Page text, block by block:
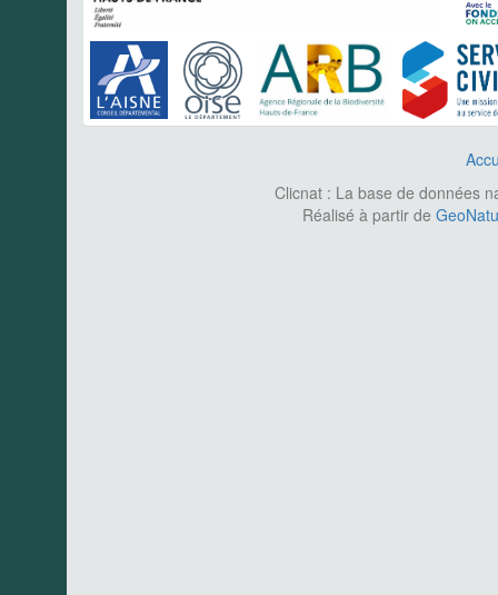
Clicnat : La base de données
Réalisé à partir de